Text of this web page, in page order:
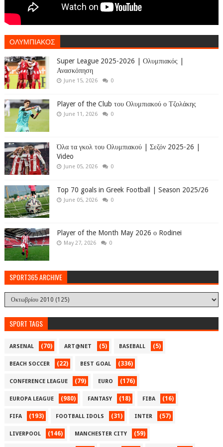
ΟΛΥΜΠΙΑΚΟΣ
Super League 2025-2026 | Ολυμπιακός |
Ανασκόπηση
June 15, 2026 0
Player of the Club του Ολυμπιακού ο Τζολάκης
June 11, 2026 0
Όλα τα γκολ του Ολυμπιακού | Σεζόν 2025-26 |
Video
June 05, 2026 0
Top 70 goals in Greek Football | Season 2025/26
June 05, 2026 0
Player of the Month May 2026 ο Rodinei
May 27, 2026 0
SPORT365 ARCHIVE
SPORT TAGS
ARSENAL (70) ART@NET (5) BASEBALL (5)
BEACH SOCCER (22) BEST GOAL (336)
CONFERENCE LEAGUE (79) EURO (176)
EUROPA LEAGUE (980) FANTASY (18) FIBA (16)
FIFA (193) FOOTBALL IDOLS (31) INTER (57)
LIVERPOOL (146) MANCHESTER CITY (59)